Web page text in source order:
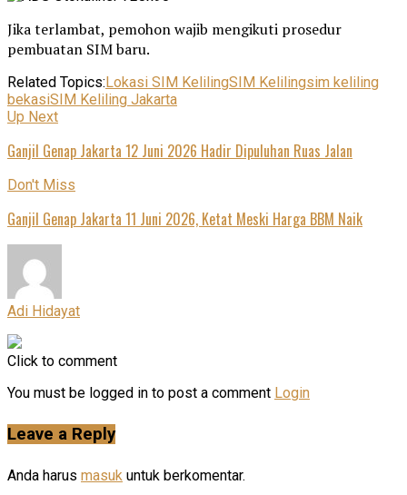
Jika terlambat, pemohon wajib mengikuti prosedur
pembuatan SIM baru.
Related Topics:Lokasi SIM KelilingSIM Kelilingsim keliling
bekasiSIM Keliling Jakarta
Up Next
Ganjil Genap Jakarta 12 Juni 2026 Hadir Dipuluhan Ruas Jalan
Don't Miss
Ganjil Genap Jakarta 11 Juni 2026, Ketat Meski Harga BBM Naik
Adi Hidayat
Click to comment
You must be logged in to post a comment Login
Leave a Reply
Anda harus masuk untuk berkomentar.